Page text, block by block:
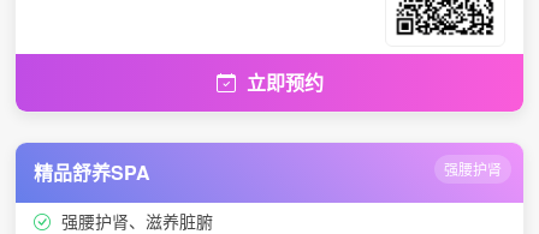
立即预约
精品舒养SPA 强腰护肾
强腰护肾、滋养脏腑